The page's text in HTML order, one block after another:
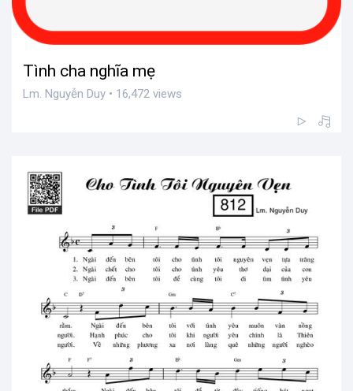
Tình cha nghĩa mẹ
Lm. Nguyễn Duy • 16,472 views